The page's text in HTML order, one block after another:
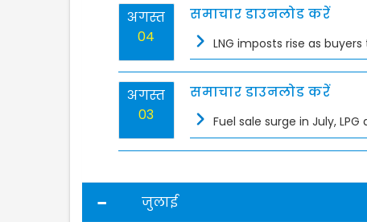
अगस्त
04
समाचार डाउनलोड करें
LNG imposts rise as
अगस्त
03
समाचार डाउनलोड करें
Fuel sale surge in July,
जुलाई